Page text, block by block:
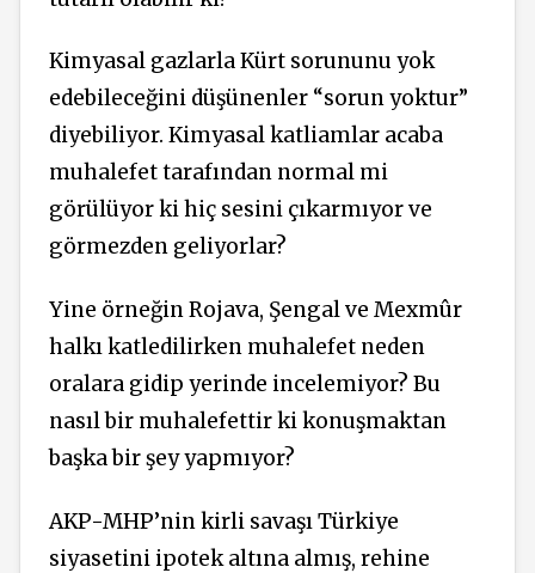
Kimyasal gazlarla Kürt sorununu yok
edebileceğini düşünenler “sorun yoktur”
diyebiliyor. Kimyasal katliamlar acaba
muhalefet tarafından normal mi
görülüyor ki hiç sesini çıkarmıyor ve
görmezden geliyorlar?
Yine örneğin Rojava, Şengal ve Mexmûr
halkı katledilirken muhalefet neden
oralara gidip yerinde incelemiyor? Bu
nasıl bir muhalefettir ki konuşmaktan
başka bir şey yapmıyor?
AKP-MHP’nin kirli savaşı Türkiye
siyasetini ipotek altına almış, rehine